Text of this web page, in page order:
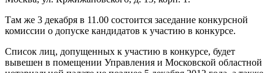
Там же 3 декабря в 11.00 состоится заседание конкурсной
комиссии о допуске кандидатов к участию в конкурсе.
Список лиц, допущенных к участию в конкурсе, будет
вывешен в помещении Управления и Московской областной